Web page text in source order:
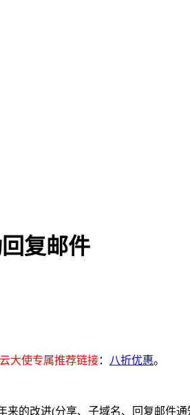
复邮件
大使专属推荐链接： 八折优惠。
来的改进(分享、子域名、回复邮件通